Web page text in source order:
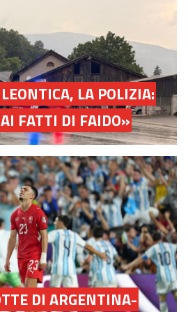
LA POLIZIA:
FATTI DI FAIDO»
DI ARGENTINA-